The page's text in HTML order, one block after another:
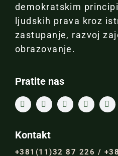
demokratskim
ljudskih prava kroz
zastupanje, razvoj
obrazovanje.
Pratite nas
Kontakt
+381(11)32 87 226 /